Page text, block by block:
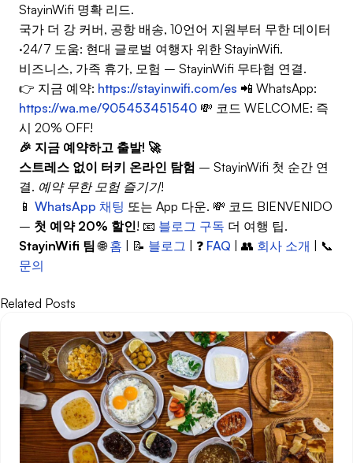
StayinWifi 명확 리드.
국가 더 강 커버, 공항 배송, 10언어 지원부터 무한 데이터
·24/7 도움: 현대 글로벌 여행자 위한 StayinWifi.
비즈니스, 가족 휴가, 모험 – StayinWifi 무타협 연결.
👉 지금 예약: https://stayinwifi.com/es 📲 WhatsApp:
https://wa.me/905453451540 💸 코드 WELCOME: 즉
시 20% OFF!
🎉 지금 예약하고 출발! 🚀
스트레스 없이 터키 온라인 탐험 – StayinWifi 첫 순간 연
결. 예약 무한 모험 즐기기!
📱 WhatsApp 채팅 또는 App 다운. 💸 코드 BIENVENIDO
– 첫 예약 20% 할인! 📧 블로그 구독 더 여행 팁.
StayinWifi 팀🌐홈 | 📝 블로그 | ❓ FAQ | 👥 회사 소개 | 📞
문의
Related Posts